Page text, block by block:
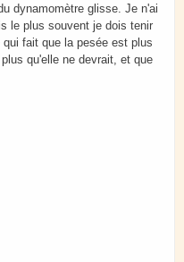
dynamomètre glisse. Je n'ai
le plus souvent je dois tenir
fait que la pesée est plus
qu'elle ne devrait, et que